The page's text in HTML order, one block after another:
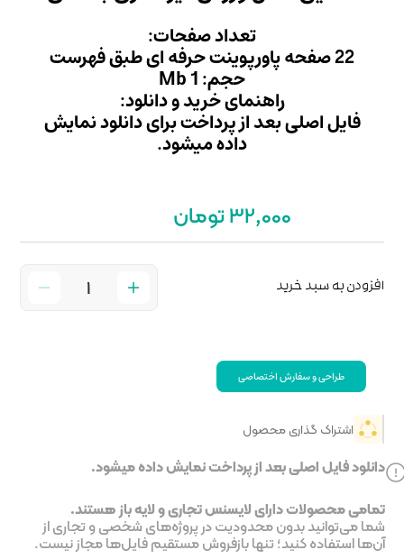
برای دانلود نمایش
نمایش داده میشود.
و لایه باز هستند.
پروژه‌های شخصی و تجاری از
مستقیم فایل‌ها مجاز نیست.